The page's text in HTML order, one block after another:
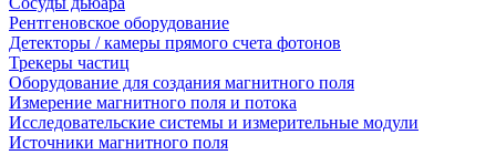
Рентгеновское оборудование
Детекторы / камеры прямого счета фотонов
Трекеры частиц
Оборудование для создания магнитного поля
Измерение магнитного поля и потока
Исследовательские системы и измерительные модули
Источники магнитного поля